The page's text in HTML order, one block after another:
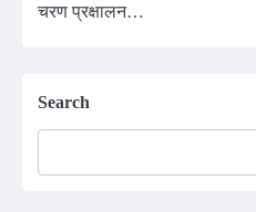
चरण प्रक्षालन…
Search